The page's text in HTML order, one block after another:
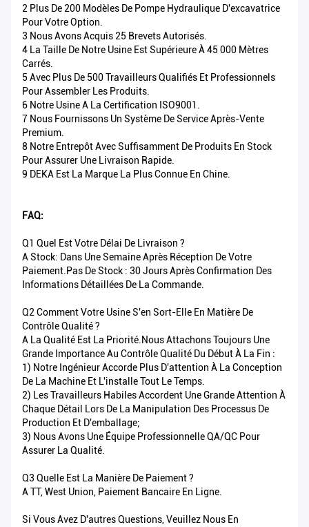
2 Plus De 200 Modèles De Pompe Hydraulique D'excavatrice
Pour Votre Option.
3 Nous Avons Acquis 25 Brevets Autorisés.
4 La Taille De Notre Usine Est Supérieure À 45 000 Mètres
Carrés.
5 Avec Plus De 500 Travailleurs Qualifiés Et Professionnels
Pour Assembler Les Produits.
6 Notre Usine A La Certification ISO9001.
7 Nous Fournissons Un Système De Service Après-Vente
Premium.
8 Notre Entrepôt Avec Suffisamment De Produits En Stock
Pour Assurer Une Livraison Rapide.
9 DEKA Est La Marque La Plus Connue En Chine.
FAQ:
Q1 Quel Est Votre Délai De Livraison ?
A Stock: Dans Une Semaine Après Réception De Votre
Paiement.Pas De Stock : 30 Jours Après Confirmation Des
Informations Détaillées De La Commande.
Q2 Comment Votre Usine S'en Sort-Elle En Matière De
Contrôle Qualité ?
A La Qualité Est La Priorité.Nous Attachons Toujours Une
Grande Importance Au Contrôle Qualité Du Début À La Fin :
1) Notre Ingénieur Accorde Plus D'attention À La Conception
De La Machine Et L'installe Tout Le Temps.
2) Les Travailleurs Habiles Accordent Une Grande Attention À
Chaque Détail Lors De La Manipulation Des Processus De
Production Et D'emballage;
3) Nous Avons Une Équipe Professionnelle QA/QC Pour
Assurer La Qualité.
Q3 Quelle Est La Manière De Paiement ?
A TT, West Union, Paiement Bancaire En Ligne.
Si Vous Avez D'autres Questions, Veuillez Nous En